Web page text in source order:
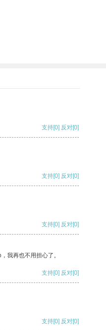
支持[0] 反对[0]
支持[0] 反对[0]
支持[0] 反对[0]
我再也不用担心了。
支持[0] 反对[0]
支持[0] 反对[0]